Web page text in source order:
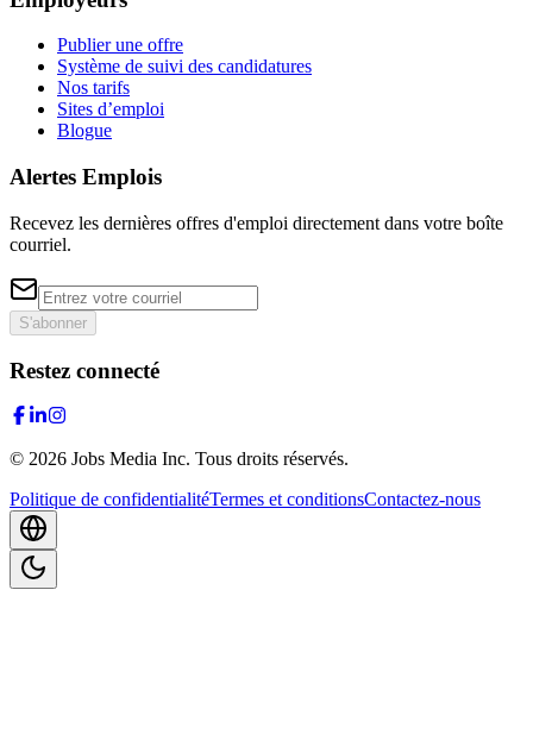
Publier une offre
Système de suivi des candidatures
Nos tarifs
Sites d’emploi
Blogue
Alertes Emplois
Recevez les dernières offres d'emploi directement dans votre boîte
courriel.
S'abonner
Restez connecté
© 2026 Jobs Media Inc. Tous droits réservés.
Politique de confidentialitéTermes et conditionsContactez-nous